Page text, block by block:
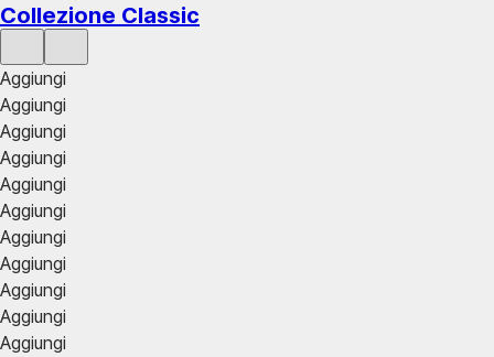
Collezione Classic
Aggiungi
Aggiungi
Aggiungi
Aggiungi
Aggiungi
Aggiungi
Aggiungi
Aggiungi
Aggiungi
Aggiungi
Aggiungi